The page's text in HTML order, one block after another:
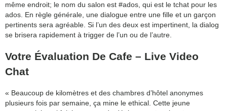
même endroit; le nom du salon est #ados, qui est le tchat pour les
ados. En règle générale, une dialogue entre une fille et un garçon
pertinents sera agréable. Si l’un des deux est impertinent, la dialog
se brisera rapidement à trigger de l’un ou de l’autre.
Votre Évaluation De Cafe – Live Video
Chat
« Beaucoup de kilomètres et des chambres d’hôtel anonymes
plusieurs fois par semaine, ça mine le ethical. Cette jeune